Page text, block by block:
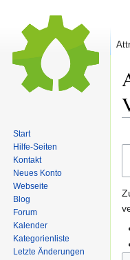
Start
Hilfe-Seiten
Kontakt
Neues Konto
Webseite
Blog
Forum
Kalender
Kategorienliste
Letzte Änderungen